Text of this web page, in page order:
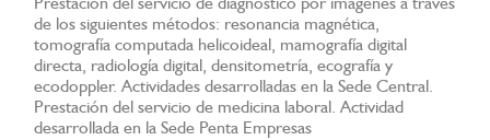
de los siguientes métodos: resonancia magnética,
tomografía computada helicoideal, mamografía digital
directa, radiología digital, densitometría, ecografía y
ecodoppler. Actividades desarrolladas en la Sede Central.
Prestación del servicio de medicina laboral. Actividad
desarrollada en la Sede Penta Empresas